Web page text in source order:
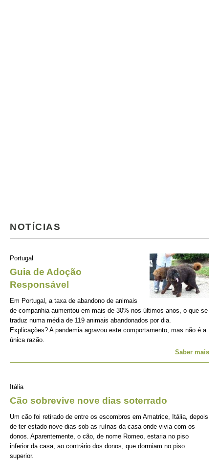
NOTÍCIAS
Portugal
Guia de Adoção
Responsável
Em Portugal, a taxa de abandono de animais
de companhia aumentou em mais de 30% nos últimos anos, o que se
traduz numa média de 119 animais abandonados por dia.
Explicações? A pandemia agravou este comportamento, mas não é a
única razão.
Saber mais
Itália
Cão sobrevive nove dias soterrado
Um cão foi retirado de entre os escombros em Amatrice, Itália, depois
de ter estado nove dias sob as ruínas da casa onde vivia com os
donos. Aparentemente, o cão, de nome Romeo, estaria no piso
inferior da casa, ao contrário dos donos, que dormiam no piso
superior.